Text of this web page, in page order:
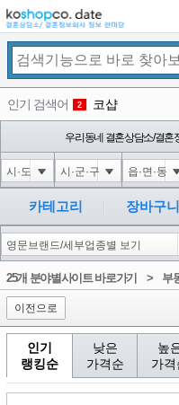
인기 검색어 2 코샵
3
4 1-1 waitfor
5 1-1); waitfor
6 1-1; waitfor
1
우리동네 결혼상담소/결혼
카테고리 장바구니
25개 분야별사이트 바로가기 > 부
이전으로
인기
랭킹순
낮은
가격순
높
가격